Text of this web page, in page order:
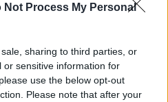
Not Process My Personal
sharing to third parties, or
or sensitive information for
use the below opt-out
Please note that after your